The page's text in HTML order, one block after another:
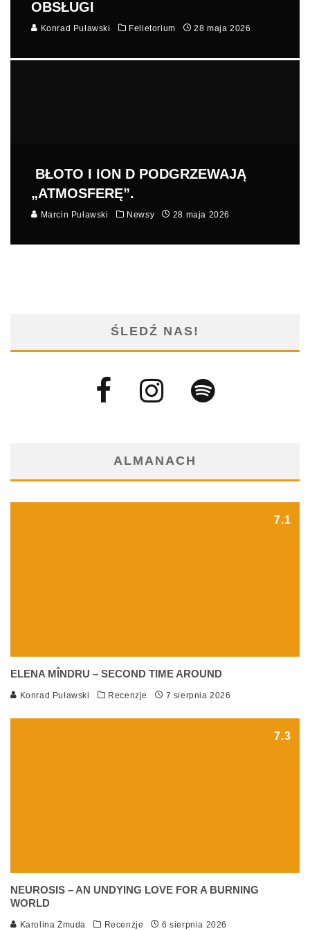
OBSŁUGI
Konrad Puławski Felietorium 28 maja 2026
BŁOTO I ION D PODGRZEWAJĄ
„ATMOSFERĘ”.
Marcin Puławski Newsy 28 maja 2026
ŚLEDŹ NAS!
ALMANACH
7.1
ELENA MÎNDRU – SECOND TIME AROUND
Konrad Puławski Recenzje 7 sierpnia 2026
7.3
NEUROSIS – AN UNDYING LOVE FOR A BURNING
WORLD
Karolina Żmuda Recenzje 6 sierpnia 2026